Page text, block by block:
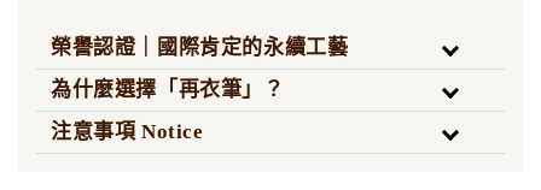
榮譽認證｜國際肯定的永續工藝
為什麼選擇「再衣筆」？
注意事項 Notice